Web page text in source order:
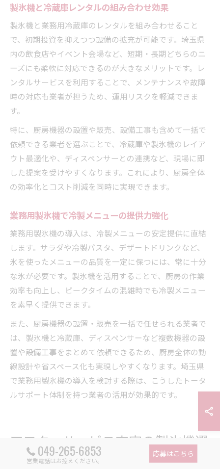
製氷機と冷蔵庫レンタルの組み合わせ効果
製氷機と業務用冷蔵庫のレンタルを組み合わせること
で、初期投資を抑えつつ設備の拡充が可能です。埼玉県
内の飲食店やイベント会場など、短期・長期どちらのニ
ーズにも柔軟に対応できるのが大きなメリットです。レ
ンタルサービスを利用することで、メンテナンスや故障
時の対応も業者が担うため、運用リスクを軽減できま
す。
特に、厨房機器の設置や販売、設備工事も含めて一括で
依頼できる業者を選ぶことで、冷蔵庫や製氷機のレイア
ウト最適化や、ディスペンサーとの連携など、現場に即
した提案を受けやすくなります。これにより、厨房全体
の効率化とコスト削減を同時に実現できます。
業務用製氷機で冷製メニューの提供力強化
業務用製氷機の導入は、冷製メニューの安定提供に直結
します。サラダや冷製パスタ、デザートドリンクなど、
氷を使ったメニューの品質を一定に保つには、常に十分
な氷が必要です。製氷機を活用することで、厨房の作業
効率も向上し、ピークタイムの混雑時でも冷製メニュー
を素早く提供できます。
また、厨房機器の設置・販売を一括で任せられる業者で
は、製氷機と冷蔵庫、ディスペンサーなど複数機器の設
置や設備工事をまとめて依頼できるため、厨房全体の動
線設計や省スペース化も実現しやすくなります。埼玉県
で業務用製氷機の導入を検討する際は、こうしたトータ
ルサポート体制を持つ業者の活用が効果的です。
アフターサービス充実の製氷機選
択のコツ
049-265-6853
営業電話はお控えください。
応募はこちら